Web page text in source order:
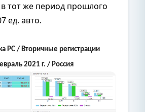
тот же период прошлого
ед. авто.
PC / Вторичные регистрации
2021 г. / Россия